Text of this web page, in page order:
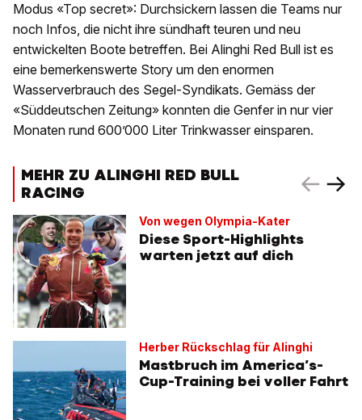
Modus «Top secret»: Durchsickern lassen die Teams nur
noch Infos, die nicht ihre sündhaft teuren und neu
entwickelten Boote betreffen. Bei Alinghi Red Bull ist es
eine bemerkenswerte Story um den enormen
Wasserverbrauch des Segel-Syndikats. Gemäss der
«Süddeutschen Zeitung» konnten die Genfer in nur vier
Monaten rund 600’000 Liter Trinkwasser einsparen.
MEHR ZU ALINGHI RED BULL
RACING
Von wegen Olympia-Kater
Diese Sport-Highlights
warten jetzt auf dich
Herber Rückschlag für Alinghi
Mastbruch im America’s-
Cup-Training bei voller Fahrt